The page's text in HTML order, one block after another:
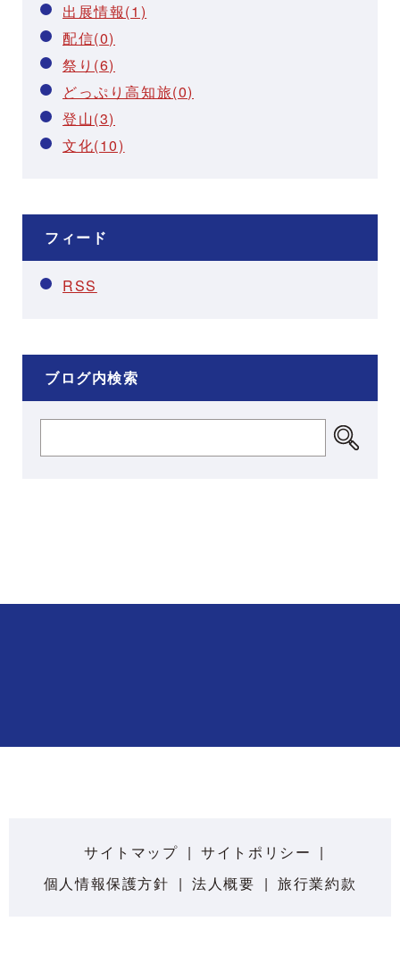
出展情報(1)
配信(0)
祭り(6)
どっぷり高知旅(0)
登山(3)
文化(10)
フィード
RSS
ブログ内検索
サイトマップ
サイトポリシー
個人情報保護方針
法人概要 旅行業約款